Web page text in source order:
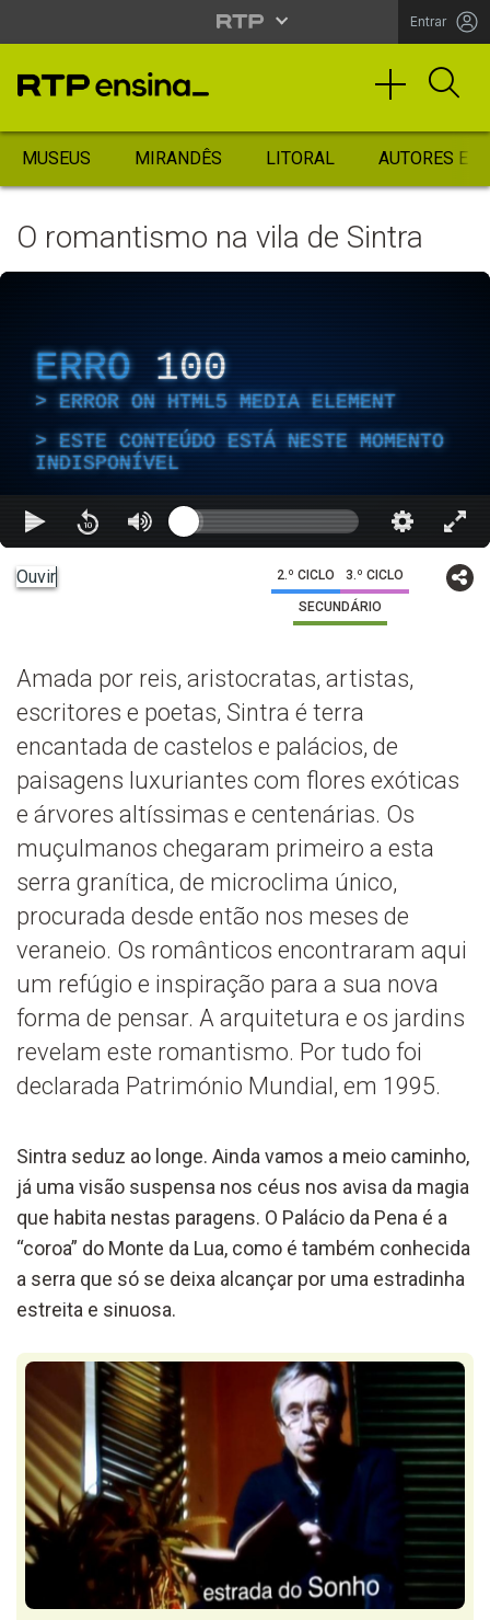
Entrar
MUSEUS MIRANDÊS LITORAL AUTORES
O romantismo na vila de Sintra
ERRO 100
ERROR ON HTML5 MEDIA ELEMENT
ESTE CONTEÚDO ESTÁ NESTE MOMENTO
INDISPONÍVEL
Ouvir 2.º CICLO 3.º CICLO
SECUNDÁRIO
Amada por reis, aristocratas, artistas,
escritores e poetas, Sintra é terra
encantada de castelos e palácios, de
paisagens luxuriantes com flores exóticas
e árvores altíssimas e centenárias. Os
muçulmanos chegaram primeiro a esta
serra granítica, de microclima único,
procurada desde então nos meses de
veraneio. Os românticos encontraram aqui
um refúgio e inspiração para a sua nova
forma de pensar. A arquitetura e os jardins
revelam este romantismo. Por tudo foi
declarada Património Mundial, em 1995.
Sintra seduz ao longe. Ainda vamos a meio caminho,
já uma visão suspensa nos céus nos avisa da magia
que habita nestas paragens. O Palácio da Pena é a
“coroa” do Monte da Lua, como é também conhecida
a serra que só se deixa alcançar por uma estradinha
estreita e sinuosa.